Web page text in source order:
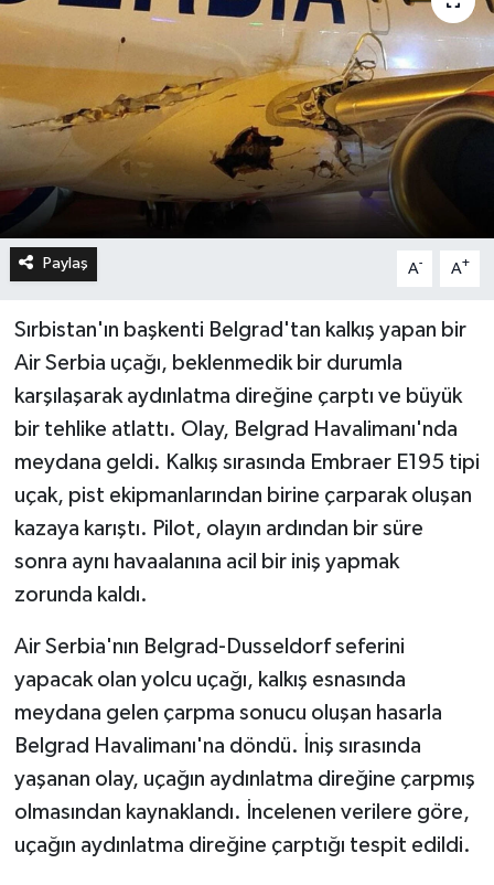
Paylaş A- A+
Sırbistan'ın başkenti Belgrad'tan kalkış yapan bir
Air Serbia uçağı, beklenmedik bir durumla
karşılaşarak aydınlatma direğine çarptı ve büyük
bir tehlike atlattı. Olay, Belgrad Havalimanı'nda
meydana geldi. Kalkış sırasında Embraer E195 tipi
uçak, pist ekipmanlarından birine çarparak oluşan
kazaya karıştı. Pilot, olayın ardından bir süre
sonra aynı havaalanına acil bir iniş yapmak
zorunda kaldı.
Air Serbia'nın Belgrad-Dusseldorf seferini
yapacak olan yolcu uçağı, kalkış esnasında
meydana gelen çarpma sonucu oluşan hasarla
Belgrad Havalimanı'na döndü. İniş sırasında
yaşanan olay, uçağın aydınlatma direğine çarpmış
olmasından kaynaklandı. İncelenen verilere göre,
uçağın aydınlatma direğine çarptığı tespit edildi.